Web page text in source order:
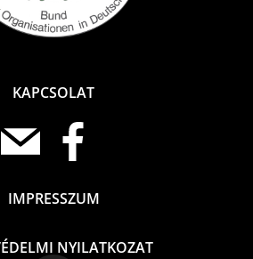
KAPCSOLAT
IMPRESSZUM
NYILATKOZAT